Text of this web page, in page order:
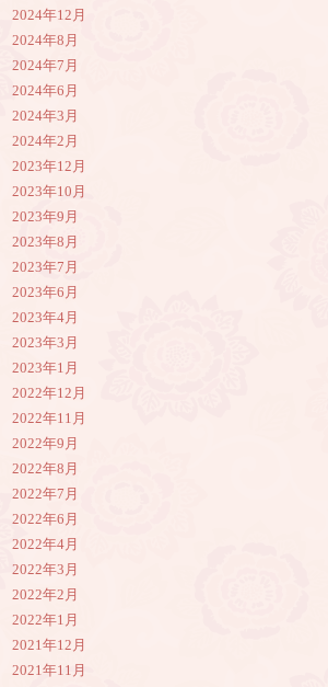
2024年12月
2024年8月
2024年7月
2024年6月
2024年3月
2024年2月
2023年12月
2023年10月
2023年9月
2023年8月
2023年7月
2023年6月
2023年4月
2023年3月
2023年1月
2022年12月
2022年11月
2022年9月
2022年8月
2022年7月
2022年6月
2022年4月
2022年3月
2022年2月
2022年1月
2021年12月
2021年11月